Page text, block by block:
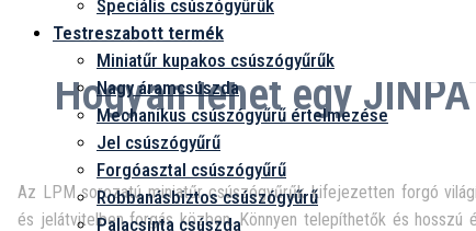
Speciális csúszógyűrűk
Testreszabott termék
Miniatűr kupakos csúszógyűrűk
Nagy áramcsúszda
Mechanikus csúszógyűrű értelmezése
Jel csúszógyűrű
Forgóasztal csúszógyűrű
Robbanásbiztos csúszógyűrű
Palacsinta csúszda
Hogyan lehet egy
Az LPM sorozatú miniatűr csúszógyűrűk kifejezetten forgó
és jelátvitelben forgás közben. Könnyen telepíthetők és hosszú